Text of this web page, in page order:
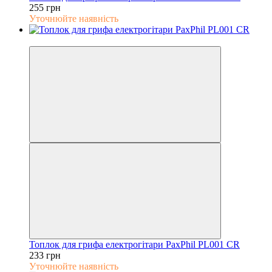
255 грн
Уточнюйте наявність
Топлок для грифа електрогітари PaxPhil PL001 CR
233 грн
Уточнюйте наявність